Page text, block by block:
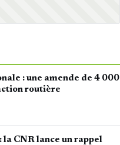
: une amende de 4 000
routière
CNR lance un rappel